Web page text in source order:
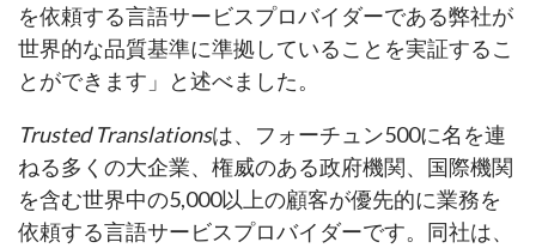
を依頼する言語サービスプロバイダーである弊社が
世界的な品質基準に準拠していることを実証するこ
とができます」と述べました。
Trusted Translationsは、フォーチュン500に名を連
ねる多くの大企業、権威のある政府機関、国際機関
を含む世界中の5,000以上の顧客が優先的に業務を
依頼する言語サービスプロバイダーです。同社は、